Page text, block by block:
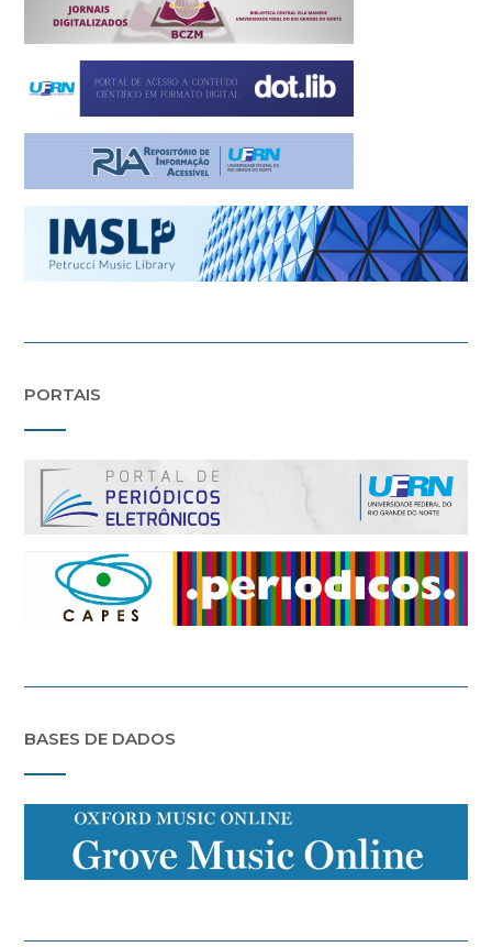
PORTAIS
BASES DE DADOS